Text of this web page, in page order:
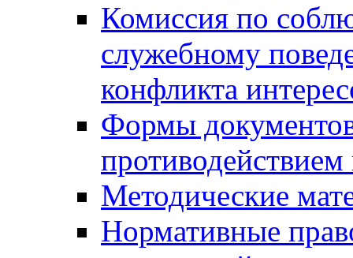
Комиссия по
служебному
конфликта
Формы
Методические
Нормативные